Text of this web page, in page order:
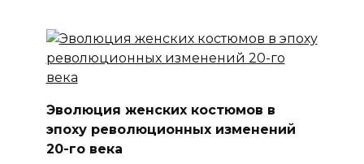
Эволюция женских костюмов в
эпоху революционных изменений
20-го века